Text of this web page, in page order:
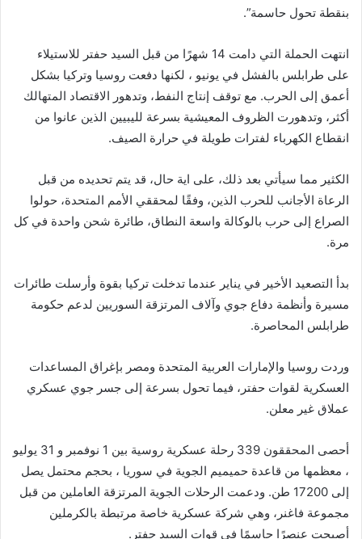
بنقطة تحول حاسمة”.
انتهت الحملة التي دامت 14 شهرًا من قبل السيد حفتر للاستيلاء
على طرابلس بالفشل في يونيو ، لكنها دفعت روسيا وتركيا بشكل
أعمق إلى الحرب. مع توقف إنتاج النفط، وتدهور الاقتصاد المتهالك
أكثر، وتدهورت الظروف المعيشية بسرعة لليبيين الذين عانوا من
انقطاع الكهرباء لفترات طويلة في حرارة الصيف.
الكثير مما سيأتي بعد ذلك، على اية حال، قد يتم تحديده من قبل
الرعاة الأجانب للحرب الذين، وفقًا لمحققي الأمم المتحدة، حولوا
الصراع إلى حرب بالوكالة واسعة النطاق، طائرة شحن واحدة في كل
مرة.
بدأ التصعيد الأخير في يناير عندما تدخلت تركيا بقوة وأرسلت طائرات
مسيرة وأنظمة دفاع جوي وآلاف المرتزقة السوريين لدعم حكومة
طرابلس المحاصرة.
وردت روسيا والإمارات العربية المتحدة ومصر بإغراق المساعدات
العسكرية لقوات حفتر، فيما تحول بسرعة إلى جسر جوي عسكري
عملاق غير معلن.
أحصى المحققون 339 رحلة عسكرية روسية بين 1 نوفمبر و 31 يوليو
، معظمها من قاعدة حميميم الجوية في سوريا ، بحجم محتمل يصل
إلى 17200 طن. ودعمت الرحلات الجوية المرتزقة العاملين من قبل
مجموعة فاغنر، وهي شركة عسكرية خاصة مرتبطة بالكرملين
أصبحت عنصرًا حاسمًا في قوات السيد حفتر.